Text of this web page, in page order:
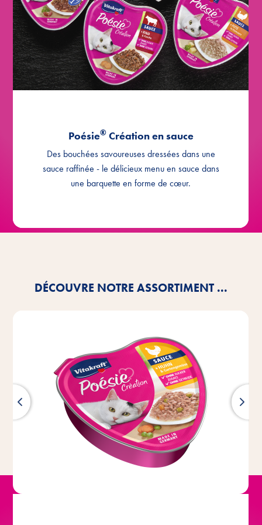
Poésie®Création en sauce
Des bouchées savoureuses dressées dans une
sauce raffinée - le délicieux menu en sauce dans
une barquette en forme de cœur.
fromage
Poésie
®
Création avec Bœuf & Carotte
Poésie
®
Création avec Lieu noir & Pâtes et
Tomate
®
Poésie
®
Création avec Poulet & Dinde
Poésie
®
Création Multipack avec les
variétés poulet, dinde et bœuf
DÉCOUVRE NOTRE ASSORTIMENT ...